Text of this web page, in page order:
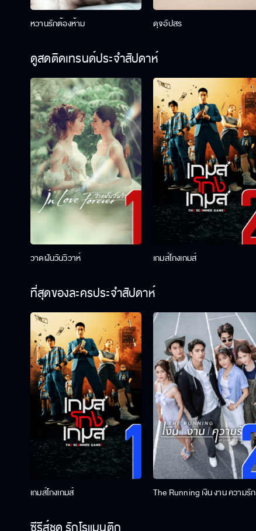
หวานรักต้องห้าม ดุจอัปสร
ดูสดติดเทรนด์ประจำสัปดาห์
วาดฝันวันวิวาห์ เกมส์โกงเกมส์
ที่สุดของละครประจำสัปดาห์
เกมส์โกงเกมส์ The Running เงิน งาน ความรัก